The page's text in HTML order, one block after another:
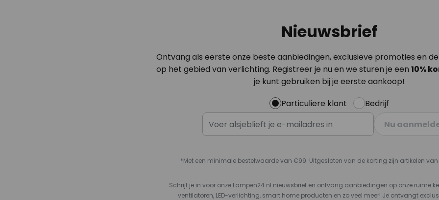
Nieuwsbrief
Ontvang als eerste onze beste aanbiedingen, exclusieve promoties en
op het gebied van verlichting. Registreer je nu en we sturen je een 10%
je kunt gebruiken bij je eerste aankoop!
Particuliere klant
Bedrijf
Nu
*Met een minimale bestelwaarde van €99. Uitgesloten van de korting zijn artikelen van
Schrijf je in voor onze Lampen24.nl nieuwsbrief en ontvang aanbiedingen op onze ruime
ventilatoren, LED-verlichting, smart home producten en zo veel meer! Je ontvangt